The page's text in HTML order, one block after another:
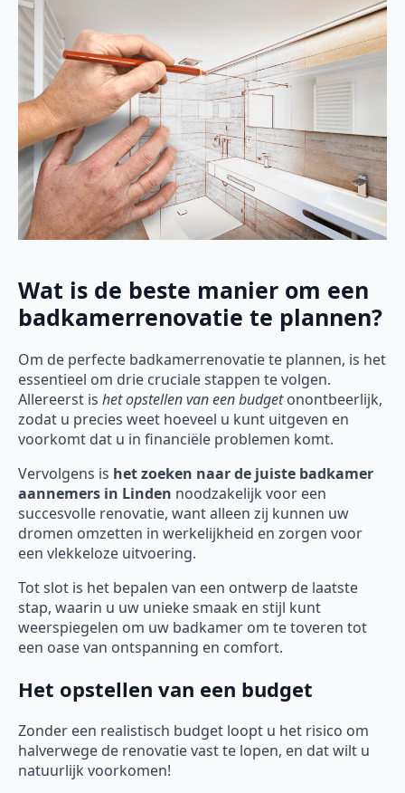
Wat is de beste manier om een
badkamerrenovatie te plannen?
Om de perfecte badkamerrenovatie te plannen, is het
essentieel om drie cruciale stappen te volgen.
Allereerst is het opstellen van een budgetonontbeerlijk,
zodat u precies weet hoeveel u kunt uitgeven en
voorkomt dat u in financiële problemen komt.
Vervolgens is het zoeken naar de juiste badkamer
aannemers in Linden noodzakelijk voor een
succesvolle renovatie, want alleen zij kunnen uw
dromen omzetten in werkelijkheid en zorgen voor
een vlekkeloze uitvoering.
Tot slot is het bepalen van een ontwerp de laatste
stap, waarin u uw unieke smaak en stijl kunt
weerspiegelen om uw badkamer om te toveren tot
een oase van ontspanning en comfort.
Het opstellen van een budget
Zonder een realistisch budget loopt u het risico om
halverwege de renovatie vast te lopen, en dat wilt u
natuurlijk voorkomen!